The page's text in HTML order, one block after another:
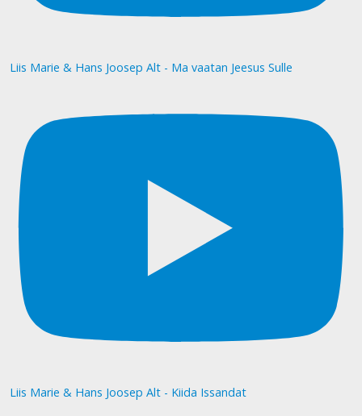
Liis Marie & Hans Joosep Alt - Ma vaatan Jeesus Sulle
Liis Marie & Hans Joosep Alt - Kiida Issandat